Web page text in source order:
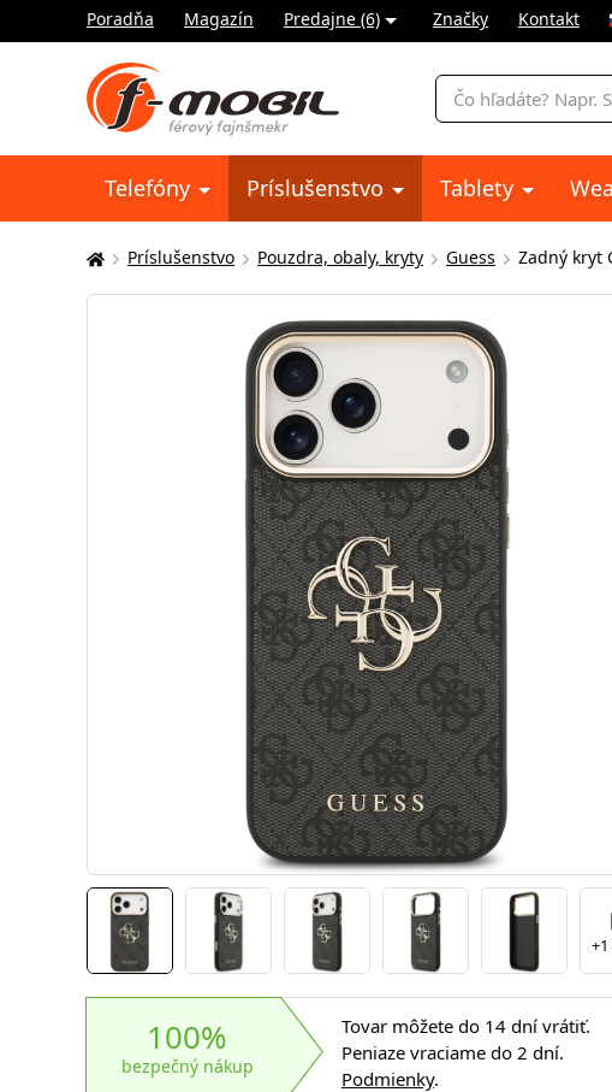
Poradňa Magazín Predajne (6) Značky Kontakt
Vyhľadávanie
Telefóny Príslušenstvo Tablety
Tu
sa
Príslušenstvo Pouzdra, obaly, kryty Guess Zadný kryt
100%
bezpečný nákup
Tovar môžete do 14 dní vrátiť.
Peniaze vraciame do 2 dní.
Podmienky.